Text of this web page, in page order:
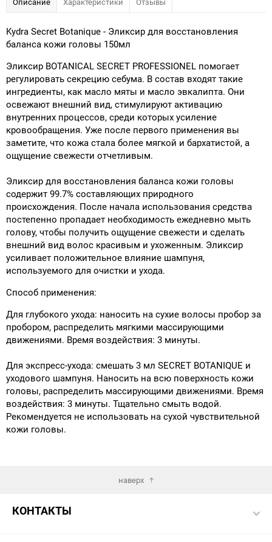
Kydra Secret Botanique - Эликсир для восстановления
баланса кожи головы 150мл
Эликсир BOTANICAL SECRET PROFESSIONEL помогает
регулировать секрецию себума. В состав входят такие
ингредиенты, как масло мяты и масло эвкалипта. Они
освежают внешний вид, стимулируют активацию
внутренних процессов, среди которых усиление
кровообращения. Уже после первого применения вы
заметите, что кожа стала более мягкой и бархатистой, а
ощущение свежести отчетливым.
Эликсир для восстановления баланса кожи головы
содержит 99.7% составляющих природного
происхождения. После начала использования средства
постепенно пропадает необходимость ежедневно мыть
голову, чтобы получить ощущение свежести и сделать
внешний вид волос красивым и ухоженным. Эликсир
усиливает положительное влияние шампуня,
используемого для очистки и ухода.
Способ применения:
Для глубокого ухода: наносить на сухие волосы пробор за
пробором, распределить мягкими массирующими
движениями. Время воздействия: 3 минуты.
Для экспресс-ухода: смешать 3 мл SECRET BOTANIQUE и
уходового шампуня. Наносить на всю поверхность кожи
головы, распределить массирующими движениями. Время
воздействия: 3 минуты. Тщательно смыть водой.
Рекомендуется не использовать на сухой чувствительной
кожи головы.
наверх
КОНТАКТЫ